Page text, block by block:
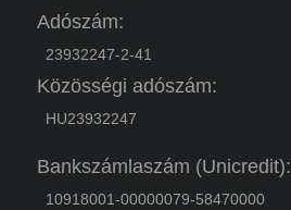
Adószám:
23932247-2-41
Közösségi adószám:
HU23932247
Bankszámlaszám (Unicredit):
10918001-00000079-58470000